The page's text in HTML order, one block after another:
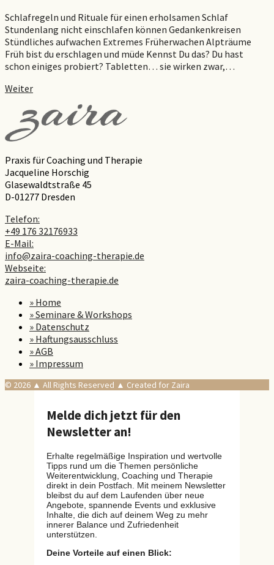
Schlafregeln und Rituale für einen erholsamen Schlaf
Stundenlang nicht einschlafen können Gedankenkreisen
Stündliches aufwachen Extremes Früherwachen Alpträume
Früh bist du erschlagen und müde Kennst Du das? Du hast
schon einiges probiert? Tabletten… sie wirken zwar,…
Weiter
Praxis für Coaching und Therapie
Jacqueline Horschig
Glasewaldtstraße 45
D-01277 Dresden
Telefon:
+49 176 32176933
E-Mail:
info@zaira-coaching-therapie.de
Webseite:
zaira-coaching-therapie.de
» Home
» Seminare & Workshops
» Datenschutz
» Haftungsausschluss
» AGB
» Impressum
© 2026 ▲ All Rights Reserved ▲ Created for Zaira
Melde dich jetzt für den
Newsletter an!
Erhalte regelmäßige Inspiration und wertvolle
Tipps rund um die Themen persönliche
Weiterentwicklung, Coaching und Therapie
direkt in dein Postfach. Mit meinem Newsletter
bleibst du auf dem Laufenden über neue
Angebote, spannende Events und exklusive
Inhalte, die dich auf deinem Weg zu mehr
innerer Balance und Zufriedenheit
unterstützen.
Deine Vorteile auf einen Blick: